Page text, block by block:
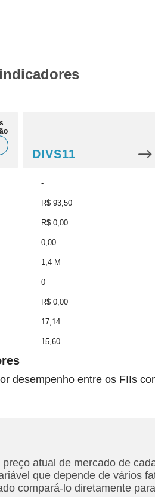
DIVS11
-
R$ 93,50
R$ 0,00
0,00
1,4 M
0
R$ 0,00
17,14
15,60
desempenho entre os FIIs
atual de mercado de
que depende de vários
compará-lo diretamente